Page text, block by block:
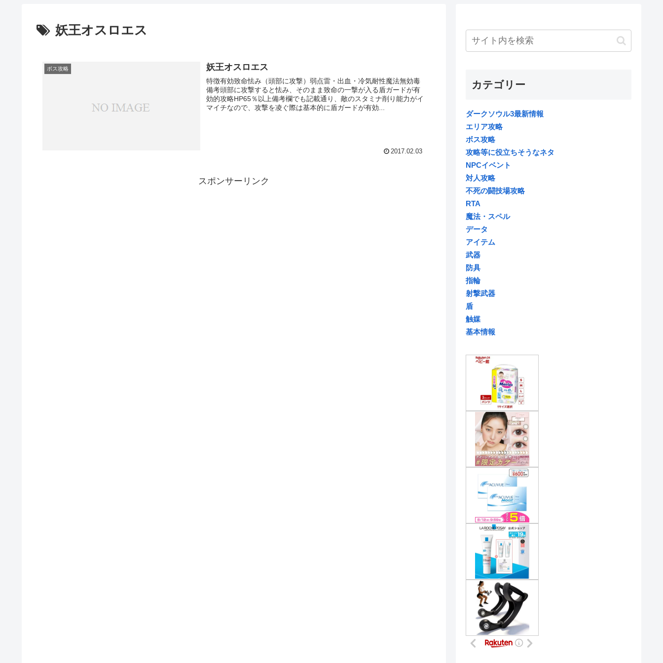
妖王オスロエス
ボス攻略 妖王オスロエス
特徴有効致命怯み（頭部に攻撃）弱点雷・出血・冷気耐性魔法無効毒
備考頭部に攻撃すると怯み、そのまま致命の一撃が入る盾ガードが有
効的攻略HP65％以上備考欄でも記載通り、敵のスタミナ削り能力がイ
マイチなので、攻撃を凌ぐ際は基本的に盾ガードが有効...
2017.02.03
スポンサーリンク
カテゴリー
ダークソウル3最新情報
エリア攻略
ボス攻略
攻略等に役立ちそうなネタ
NPCイベント
対人攻略
不死の闘技場攻略
RTA
魔法・スペル
データ
アイテム
武器
防具
指輪
射撃武器
盾
触媒
基本情報